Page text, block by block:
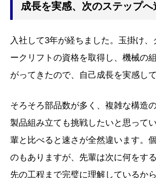
成長を実感、次のステップへ
入社して3年が経ちました。玉掛け、
ークリフトの資格を取得し、機械の
がってきたので、自己成長を実感して
そろそろ部品数が多く、複雑な構造
製品組み立ても挑戦したいと思って
輩と比べると速さが全然違います。
のもありますが、先輩は次に何をす
先の工程まで完璧に理解しているか